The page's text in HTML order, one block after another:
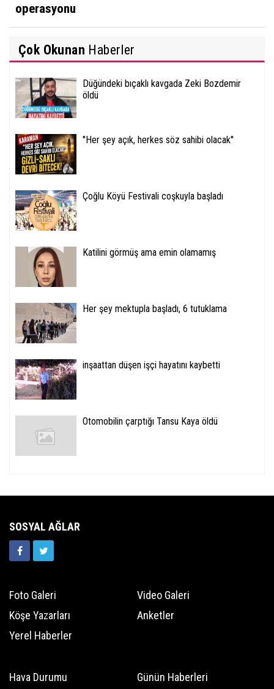
operasyonu
Çok Okunan Haberler
Düğündeki bıçaklı kavgada Zeki Bozdemir
öldü
''Her şey açık, herkes söz sahibi olacak''
Çoğlu Köyü Festivali coşkuyla başladı
Katilini görmüş ama emin olamamış
Her şey mektupla başladı, 6 tutuklama
inşaattan düşen işçi hayatını kaybetti
Otomobilin çarptığı Tansu Kaya öldü
SOSYAL AĞLAR
Foto Galeri
Video Galeri
Köşe Yazarları
Anketler
Yerel Haberler
Hava Durumu Günün Haberleri